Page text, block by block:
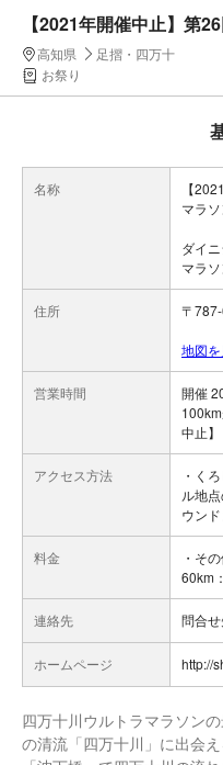
【2021年開催中止】第
高知県
足摺・四万十
お祭り
名称
【
マラ
ダイ
マラ
住所 〒
地図
営業時間
開催
中止】
アクセス方法
・く
ル地
ウン
料金
・そ
60km
連絡先 問合
ホームページ http://
四万十川ウルトラマラソン
の清流「四万十川」に出会